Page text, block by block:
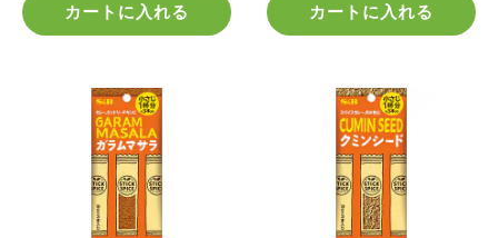
カートに入れる カートに入れる